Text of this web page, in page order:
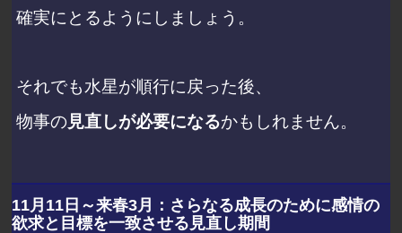
確実にとるようにしましょう。
それでも水星が順行に戻った後、
物事の見直しが必要になるかもしれません。
11月11日～来春3月：さらなる成長のために感情の
欲求と目標を一致させる見直し期間